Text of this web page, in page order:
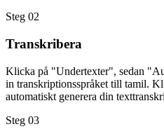
Steg 02
Transkribera
Klicka på "Undertexter", sedan
in transkriptionsspråket till tamil.
automatiskt generera din
Steg 03